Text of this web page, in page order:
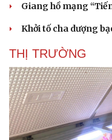
Giang hồ mạng
Khởi tố cha dượng
THỊ TRƯỜNG